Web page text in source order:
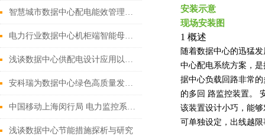
智慧城市数据中心配电能效管理平台的建设与研究
电力行业数据中心机柜端智能母线槽配电方案
浅谈数据中心供配电设计应用以及监控产品选型
安科瑞为数据中心绿色高质量发展贡献力量
中国移动上海闵行局 电力监控系统的设计与应用
浅谈数据中心节能措施探析与研究
安装示意
现场安装图
1 概述
随着数据中心的迅猛
中心配电系统方案，
据中心负载回路非常
的多回 路监控装置。
该装置设计小巧，能
可单独设定，出线越